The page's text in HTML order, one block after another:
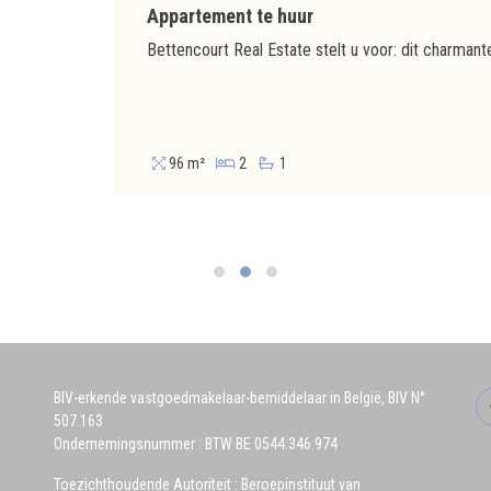
Appartement te huur
96 m² 2 1
BIV-erkende vastgoedmakelaar-bemiddelaar in België, BIV N°
507.163
Ondernemingsnummer : BTW BE 0544.346.974
Toezichthoudende Autoriteit : Beroepinstituut van